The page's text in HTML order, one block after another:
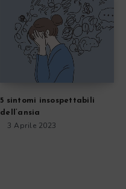
5 sintomi insospettabili
dell’ansia
3 Aprile 2023